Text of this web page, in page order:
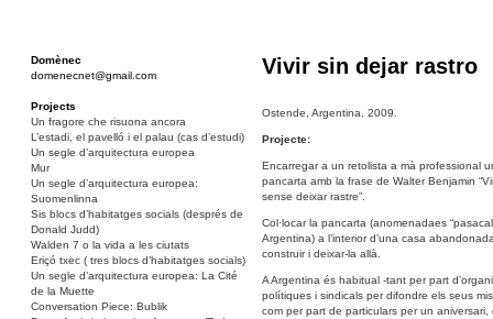
Domènec
domenecnet@gmail.com
Projects
Un fragore che risuona ancora
L’estadi, el pavelló i el palau (cas d’estudi)
Un segle d’arquitectura europea
Mur
Un segle d’arquitectura europea:
Suomenlinna
Sis blocs d’habitatges socials (després de
Donald Judd)
Walden 7 o la vida a les ciutats
Eriçó txec ( tres blocs d’habitatges socials)
Un segle d’arquitectura europea: La Cité
de la Muette
Conversation Piece: Bublik
Vivir sin dejar rastro
Ostende, Argentina, 2009.
Projecte:
Encarregar a un retolista a mà professional
pancarta amb la frase de Walter Benjamin
sense deixar rastre”.
Col·locar la pancarta (anomenadaes
Argentina) a l’interior d’una casa
construir i deixar-la allà.
A Argentina és habitual -tant per part
polítiques i sindicals per difondre els seus
com per part de particulars per un aniversari,